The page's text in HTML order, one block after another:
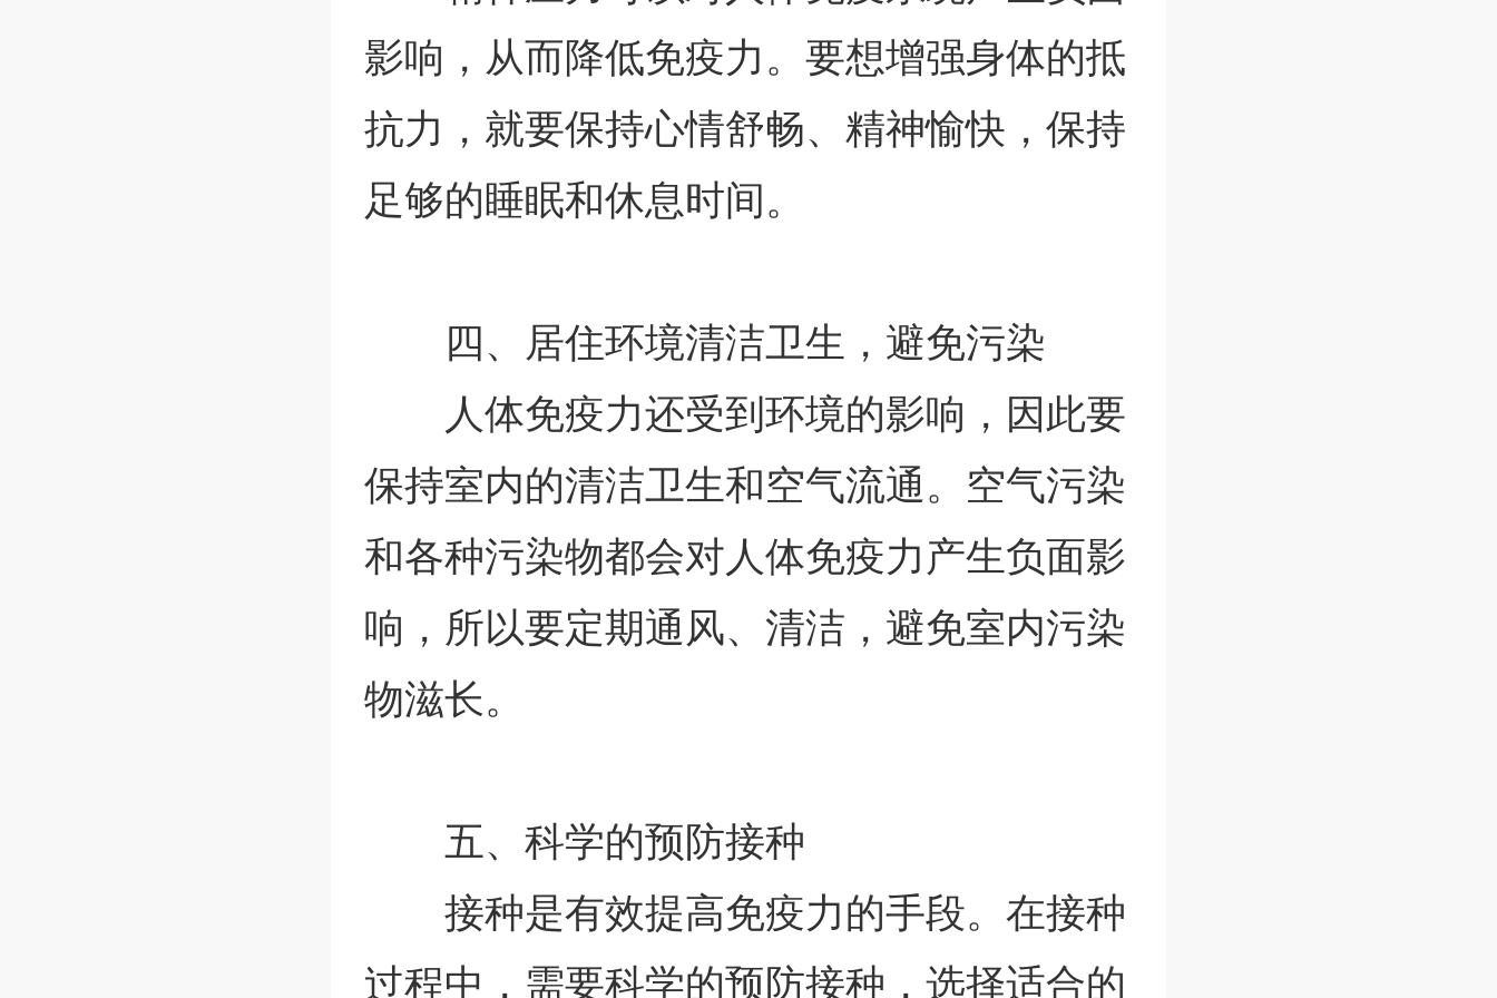
影响，从而降低免疫力。要想增强身体的抵
抗力，就要保持心情舒畅、精神愉快，保持
足够的睡眠和休息时间。
四、居住环境清洁卫生，避免污染
人体免疫力还受到环境的影响，因此要
保持室内的清洁卫生和空气流通。空气污染
和各种污染物都会对人体免疫力产生负面影
响，所以要定期通风、清洁，避免室内污染
物滋长。
五、科学的预防接种
接种是有效提高免疫力的手段。在接种
过程中，需要科学的预防接种，选择适合的